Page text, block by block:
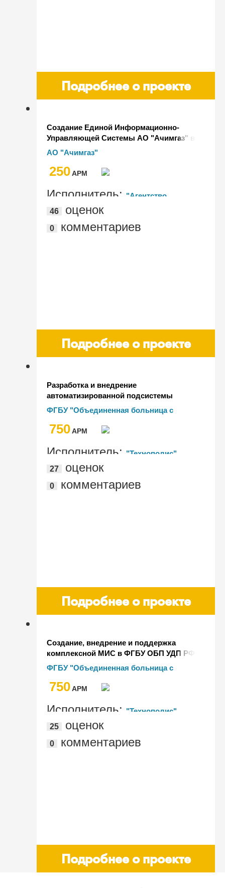
Подробнее о проекте
Создание Единой Информационно-
Управляющей Системы АО "Ачимгаз" в
программном комплексе 1С:ERP
1С:Документооборот 8 КОРП
АО "Ачимгаз"
250AРМ
Исполнитель: "Агентство
Прямых Инвестиций", "Артифекс
Проф"
46 оценок
0 комментариев
Подробнее о проекте
Разработка и внедрение
автоматизированной подсистемы
управления качеством оказания
медицинской помощи в ФГБУ ОБП УДП
РФ
ФГБУ "Объединенная больница c
Президента РФ"
750AРМ
Исполнитель: "Технополис"
27
оценок
0 комментариев
Подробнее о проекте
Создание, внедрение и поддержка
комплексной МИС в ФГБУ ОБП УДП РФ
на базе ПП 1С:Медицина. Больница и
1С:Медицина. Больничная аптека
ФГБУ "Объединенная больница c
Президента РФ"
750AРМ
Исполнитель: "Технополис"
25
оценок
0 комментариев
Подробнее о проекте